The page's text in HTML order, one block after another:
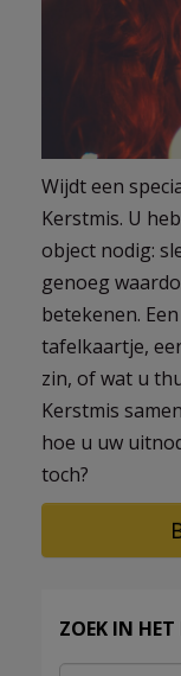
Wijdt een
Kerstmis. U
object nodig:
genoeg
betekenen.
tafelkaartje,
zin, of wat u
Kerstmis
hoe u uw
toch?
ZOEK IN HET